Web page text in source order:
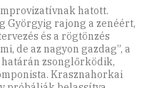
hatott.
Györgyig rajong a zenéért,
és a rögtönzés
de az nagyon gazdag”, a
zsonglőrködik,
Krasznahorkai